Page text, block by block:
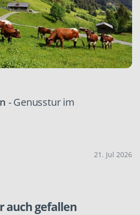
- Genusstur im
21. Jul 2026
auch gefallen